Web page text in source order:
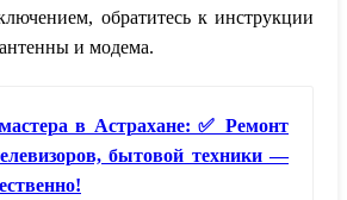
обратитесь к инструкции
и модема.
в Астрахане: ✅ Ремонт
бытовой техники —